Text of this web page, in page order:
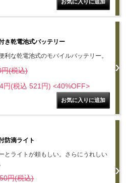
き乾電池式バッテリー
利な乾電池式のモバイルバッテリー。
(税込)
円(税込 521円) <40%OFF>
防滴ライト
とライトが頼もしい。さらにうれしい
円(税込)